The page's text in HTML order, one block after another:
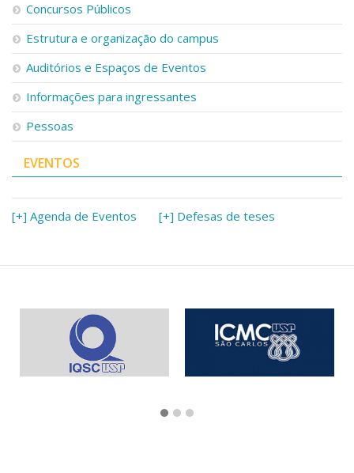
Concursos Públicos
Estrutura e organização do campus
Auditórios e Espaços de Eventos
Informações para ingressantes
Pessoas
EVENTOS
[+] Agenda de Eventos [+] Defesas de teses